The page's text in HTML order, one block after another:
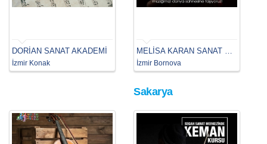
DORİAN SANAT AKADEMİ
İzmir Konak İzmir Bornova
Sakarya